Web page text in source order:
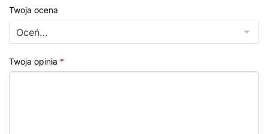
Twoja ocena
Twoja opinia *